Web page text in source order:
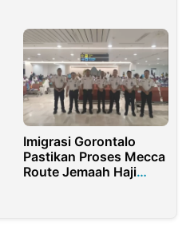
dan Kedaluwarsa!
Imigrasi Gorontalo
Pastikan Proses Mecca
Route Jemaah Haji